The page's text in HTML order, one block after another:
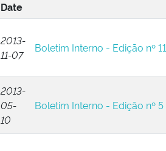
Date
2013-
11-07
Boletim Interno - Edição nº 11
2013-
05-
10
Boletim Interno - Edição nº 5